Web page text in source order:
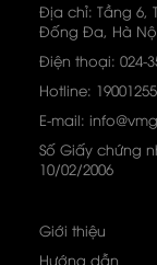
Địa chỉ: Tầng 6,
Đống Đa, Hà
Điện thoại: 024-
Hotline: 19001255
E-mail:
Số Giấy chứng
10/02/2006
Giới thiệu
Hướng dẫn